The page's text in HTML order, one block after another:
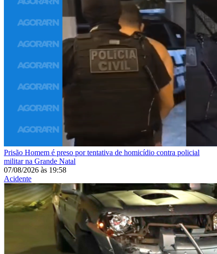
Prisão Homem é preso por tentativa de homicídio contra policial
militar na Grande Natal
07/08/2026 às 19:58
Acidente